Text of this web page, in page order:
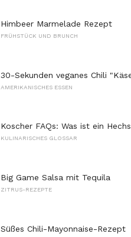
Himbeer Marmelade Rezept
FRÜHSTÜCK UND BRUNCH
30-Sekunden veganes Chili
AMERIKANISCHES ESSEN
Koscher FAQs: Was ist ein
KULINARISCHES GLOSSAR
Big Game Salsa mit Tequila
ZITRUS-REZEPTE
Süßes Chili-Mayonnaise-Rezept